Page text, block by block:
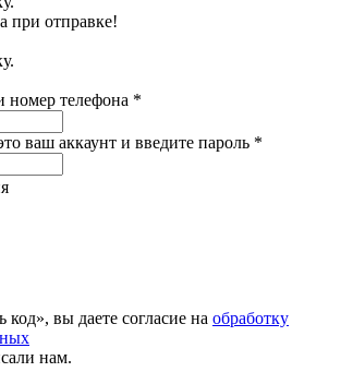
при отправке!
номер телефона *
ваш аккаунт и введите пароль *
вы даете согласие на обработку
нам.